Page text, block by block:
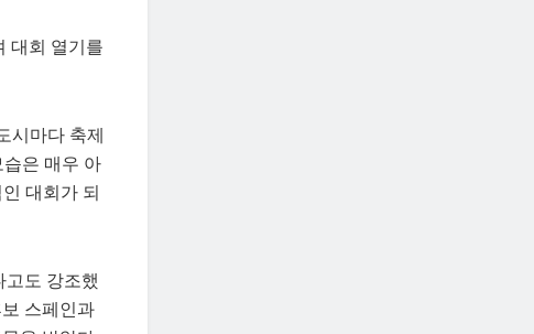
대회 열기를
시마다 축제
은 매우 아
대회가 되
도 강조했
스페인과